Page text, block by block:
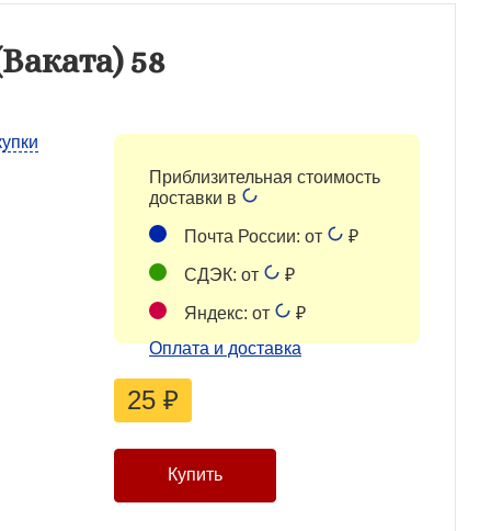
58
Приблизительная стоимость
доставки в
Почта России: от ₽
СДЭК: от ₽
Яндекс: от
₽
Оплата и доставка
25 ₽